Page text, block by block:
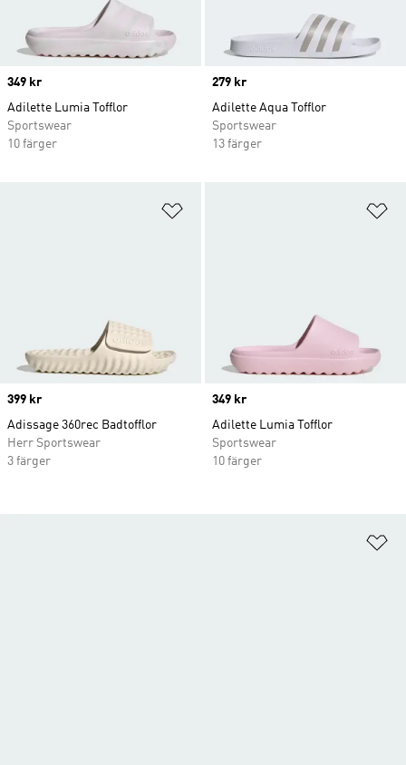
Price
349 kr
Adilette Lumia Tofflor
Sportswear
10 färger
Price
279 kr
Adilette Aqua Tofflor
Sportswear
13 färger
Price
399 kr
Adissage 360rec Badtofflor
Herr Sportswear
3 färger
Price
349 kr
Adilette Lumia Tofflor
Sportswear
10 färger